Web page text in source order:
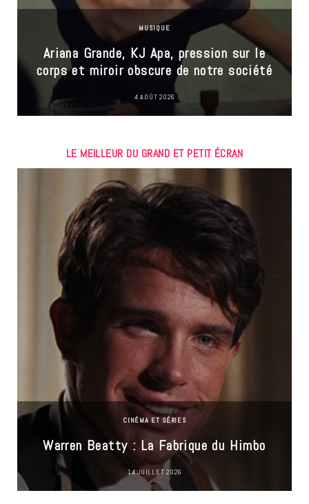
MUSIQUE
Ariana Grande, KJ Apa, pression sur le
corps et miroir obscure de notre société
4 AOÛT 2026
LE MEILLEUR DU GRAND ET PETIT ÉCRAN
CINÉMA ET SÉRIES
Warren Beatty : La Fabrique du Himbo
14 JUILLET 2026